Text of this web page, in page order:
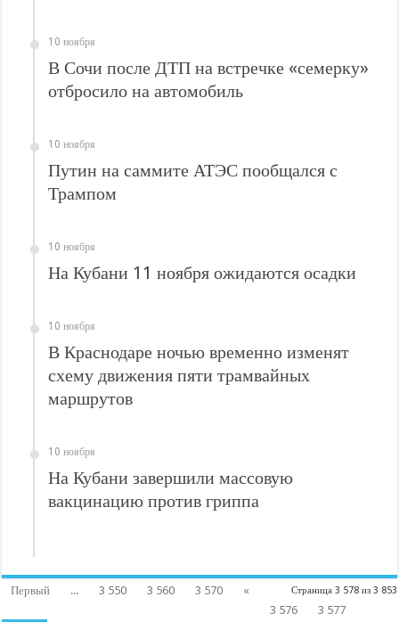
10 ноября
В Сочи после ДТП на встречке «семерку»
отбросило на автомобиль
10 ноября
Путин на саммите АТЭС пообщался с
Трампом
10 ноября
На Кубани 11 ноября ожидаются осадки
10 ноября
В Краснодаре ночью временно изменят
схему движения пяти трамвайных
маршрутов
10 ноября
На Кубани завершили массовую
вакцинацию против гриппа
Страница 3 578 из 3 853
Первый ... 3 550 3 560 3 570
«
3 576
3 577